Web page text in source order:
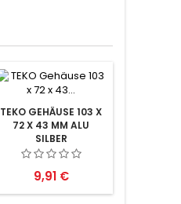
TEKO GEHÄUSE 103 X
72 X 43 MM ALU
SILBER
Preis
9,91 €